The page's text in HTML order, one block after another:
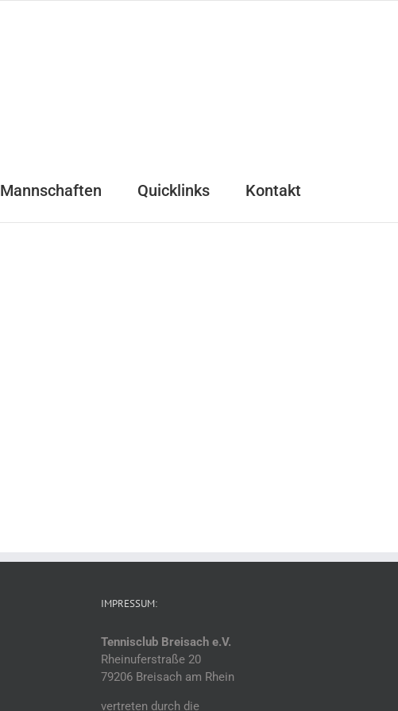
Mannschaften Quicklinks Kontakt
IMPRESSUM:
Tennisclub Breisach e.V.
Rheinuferstraße 20
79206 Breisach am Rhein
vertreten durch die